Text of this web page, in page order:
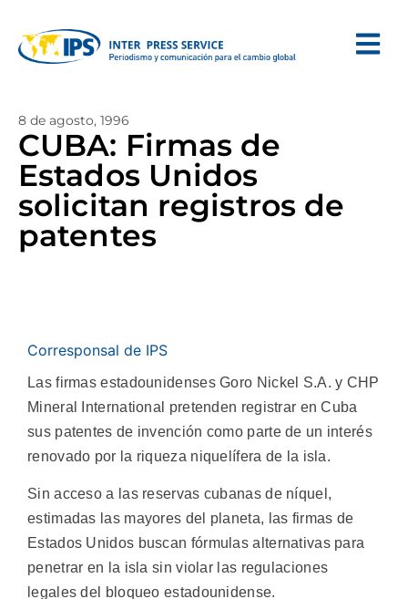
8 de agosto, 1996
CUBA: Firmas de
Estados Unidos
solicitan registros de
patentes
Corresponsal de IPS
Las firmas estadounidenses Goro Nickel S.A. y CHP
Mineral International pretenden registrar en Cuba
sus patentes de invención como parte de un interés
renovado por la riqueza niquelífera de la isla.
Sin acceso a las reservas cubanas de níquel,
estimadas las mayores del planeta, las firmas de
Estados Unidos buscan fórmulas alternativas para
penetrar en la isla sin violar las regulaciones
legales del bloqueo estadounidense.